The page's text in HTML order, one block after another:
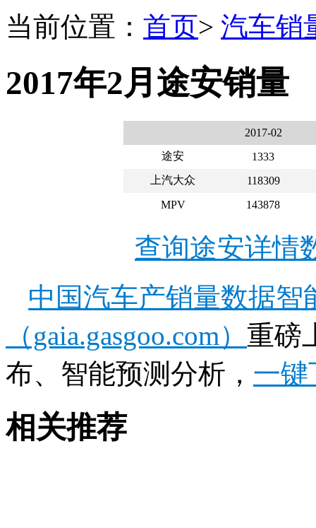
当前位置： 首页> 汽车销
2017年2月途安销量
2017-02
途安
1333
上汽大众
118309
MPV
143878
查询途安详情
中国汽车产销量数据
（gaia.gasgoo.com） 重磅
布、智能预测分析， 一键
相关推荐